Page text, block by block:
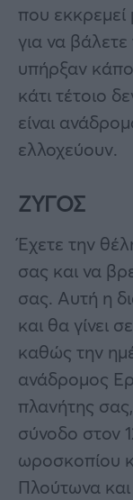
που εκκρεμεί
για να
υπήρξαν
κάτι τέτοιο
είναι
ελλοχεύουν.
ΖΥΓΟΣ
Έχετε την
σας και να
σας. Αυτή η
και θα γίνει
καθώς την
ανάδρομος
πλανήτης
σύνοδο στον
ωροσκοπίου
Πλούτωνα